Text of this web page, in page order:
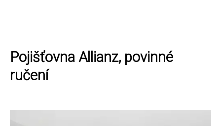
Pojišťovna Allianz, povinné
ručení